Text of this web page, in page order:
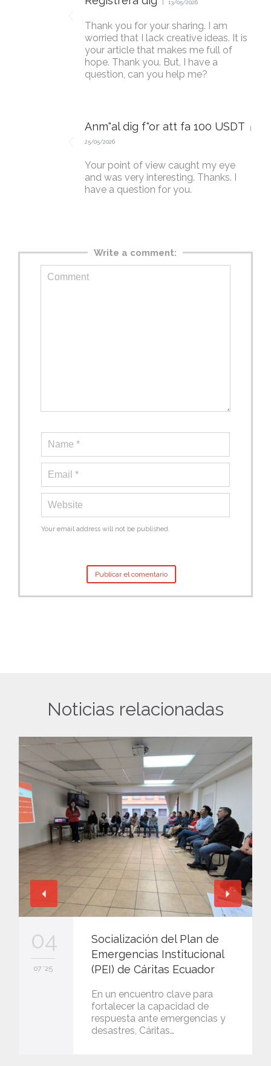
13/05/2026
Thank you for your sharing. I am
worried that I lack creative ideas. It is
your article that makes me full of
hope. Thank you. But, I have a
question, can you help me?
Anm"al dig f"or att fa 100 USDT
25/05/2026
Your point of view caught my eye
and was very interesting. Thanks. I
have a question for you.
Write a comment:
Your email address will not be published.
Noticias relacionadas
04
07 '25
Socialización del Plan de
Emergencias Institucional
(PEI) de Cáritas Ecuador
En un encuentro clave para
fortalecer la capacidad de
respuesta ante emergencias y
desastres, Cáritas…